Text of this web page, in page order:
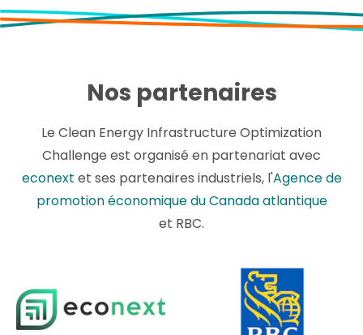
Nos partenaires
Le Clean Energy Infrastructure Optimization
Challenge est organisé en partenariat avec
econext et ses partenaires industriels, l'Agence de
promotion économique du Canada atlantique
et RBC.